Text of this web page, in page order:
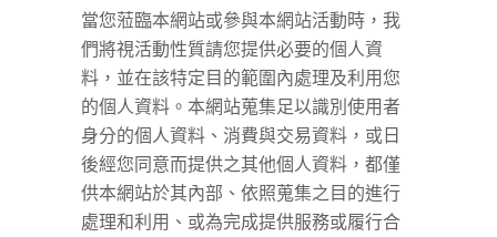
當您蒞臨本網站或參與本網站活動時，我
們將視活動性質請您提供必要的個人資
料，並在該特定目的範圍內處理及利用您
的個人資料。本網站蒐集足以識別使用者
身分的個人資料、消費與交易資料，或日
後經您同意而提供之其他個人資料，都僅
供本網站於其內部、依照蒐集之目的進行
處理和利用、或為完成提供服務或履行合